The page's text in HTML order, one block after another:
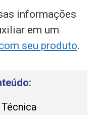
informações
em um
seu produto.